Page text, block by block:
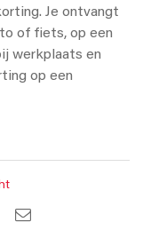
Je ontvangt
of fiets, op een
werkplaats en
op een